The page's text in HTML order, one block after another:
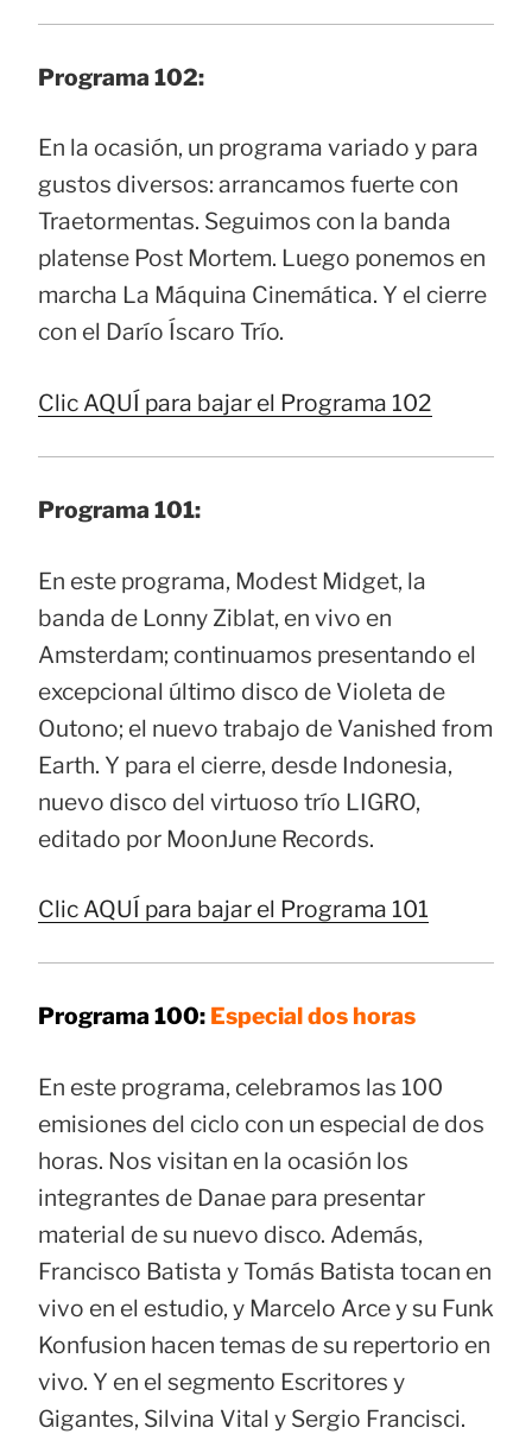
Programa 102:
En la ocasión, un programa variado y para
gustos diversos: arrancamos fuerte con
Traetormentas. Seguimos con la banda
platense Post Mortem. Luego ponemos en
marcha La Máquina Cinemática. Y el cierre
con el Darío Íscaro Trío.
Clic AQUÍ para bajar el Programa 102
Programa 101:
En este programa, Modest Midget, la
banda de Lonny Ziblat, en vivo en
Amsterdam; continuamos presentando el
excepcional último disco de Violeta de
Outono; el nuevo trabajo de Vanished from
Earth. Y para el cierre, desde Indonesia,
nuevo disco del virtuoso trío LIGRO,
editado por MoonJune Records.
Clic AQUÍ para bajar el Programa 101
Programa 100: Especial dos horas
En este programa, celebramos las 100
emisiones del ciclo con un especial de dos
horas. Nos visitan en la ocasión los
integrantes de Danae para presentar
material de su nuevo disco. Además,
Francisco Batista y Tomás Batista tocan en
vivo en el estudio, y Marcelo Arce y su Funk
Konfusion hacen temas de su repertorio en
vivo. Y en el segmento Escritores y
Gigantes, Silvina Vital y Sergio Francisci.